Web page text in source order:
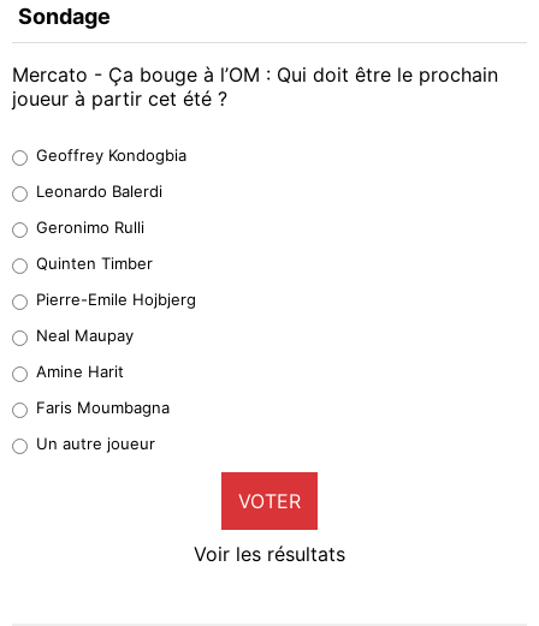
Sondage
Mercato - Ça bouge à l’OM : Qui doit être le prochain
joueur à partir cet été ?
38%
32%
5%
1%
8%
Geoffrey Kondogbia
Leonardo Balerdi
Geronimo Rulli
Quinten Timber
Pierre-Emile Hojbjerg
Neal Maupay
Amine Harit
Faris Moumbagna
Un autre joueur
VOTER
Voir les résultats